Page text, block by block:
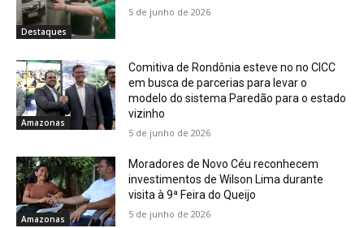
Destaques
5 de junho de 2026
Amazonas
Comitiva de Rondônia esteve no no CICC
em busca de parcerias para levar o
modelo do sistema Paredão para o estado
vizinho
5 de junho de 2026
Amazonas
Moradores de Novo Céu reconhecem
investimentos de Wilson Lima durante
visita à 9ª Feira do Queijo
5 de junho de 2026